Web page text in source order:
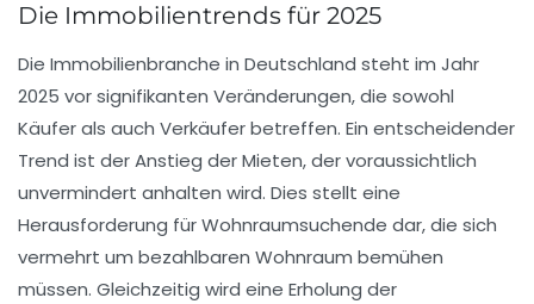
Die Immobilientrends für 2025
Die Immobilienbranche in Deutschland steht im Jahr
2025 vor signifikanten Veränderungen, die sowohl
Käufer als auch Verkäufer betreffen. Ein entscheidender
Trend ist derAnstieg der Mieten, der voraussichtlich
unvermindert anhalten wird. Dies stellt eine
Herausforderung fürWohnraumsuchende dar, die sich
vermehrt um bezahlbaren Wohnraum bemühen
müssen. Gleichzeitig wird eine Erholung der